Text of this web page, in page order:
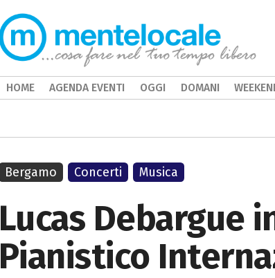
Lucas Debargue
Pianistico
Bergamo Concerti Musica
HOME AGENDA EVENTI OGGI DOMANI